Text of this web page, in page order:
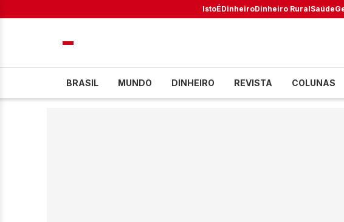
IstoÉDinheiroDinheiro RuralSaúde
BRASIL MUNDO DINHEIRO REVISTA COLUNAS